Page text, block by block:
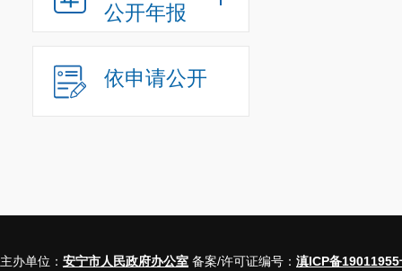
公开年报
依申请公开
主办单位： 安宁市人民政府办公室 备案/许可证编号： 滇ICP备